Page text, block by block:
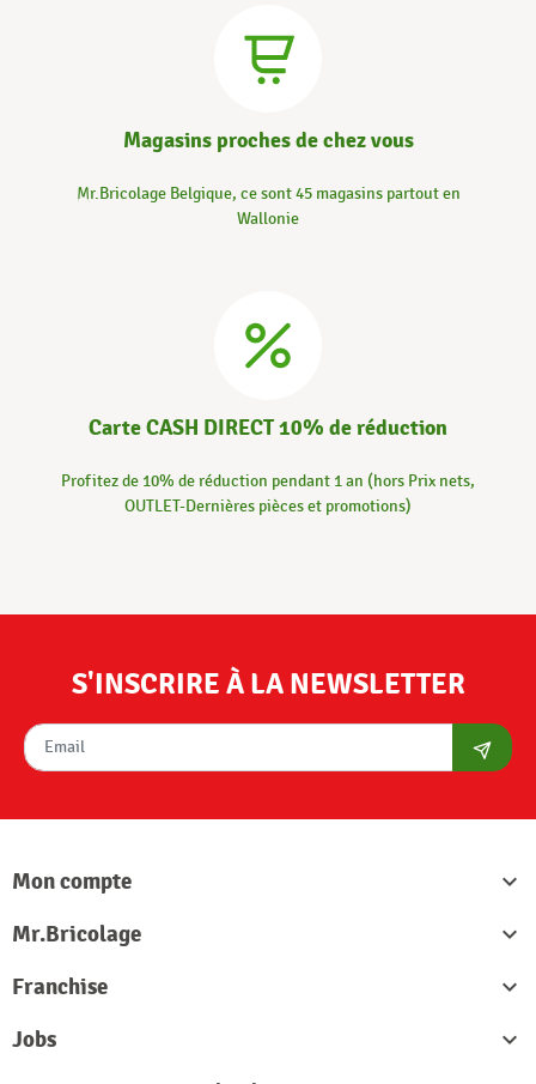
Magasins proches de chez vous
Mr.Bricolage Belgique, ce sont 45 magasins partout en
Wallonie
Carte CASH DIRECT 10% de réduction
Profitez de 10% de réduction pendant 1 an (hors Prix nets,
OUTLET-Dernières pièces et promotions)
S'INSCRIRE À LA NEWSLETTER
Mon compte

Mr.Bricolage

Franchise

Jobs
